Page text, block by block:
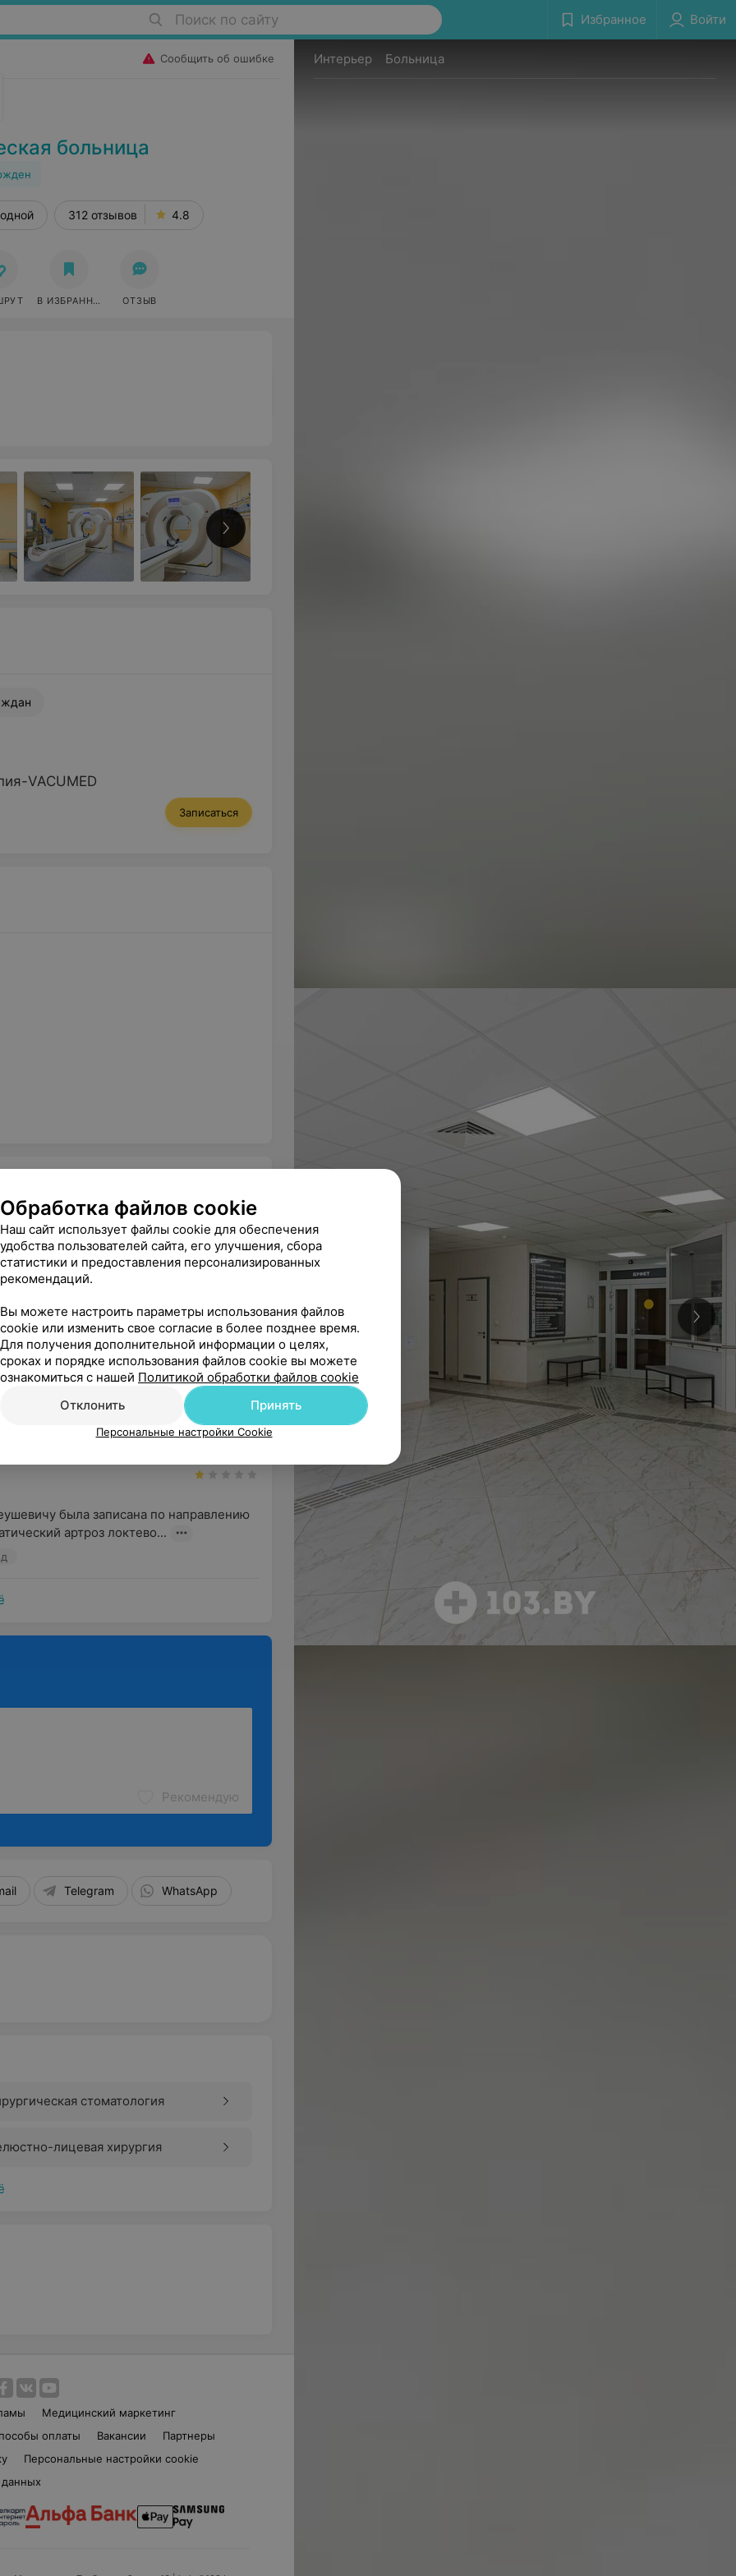
Поиск по сайту Избранное Войти
Сообщить об ошибке
больница
312 отзывов 4.8
В ИЗБРАННОЕ ОТЗЫВ
VACUMED
Записаться
Ивановичу за проведенную
ноге. Третий раз удаляла, бы...
Хирургия
врачу-фониатору Долдовой Валерии
Михайловне за вашу ...
• Лор
была записана по направлению
артроз локтево...
Рекомендую
Telegram WhatsApp
стоматология
лицевая хирургия
Медицинский маркетинг
оплаты Вакансии
Партнеры
Персональные настройки cookie
Интерьер Больница
Обработка файлов cookie
Наш сайт использует файлы cookie для обеспечения
удобства пользователей сайта, его улучшения, сбора
статистики и предоставления персонализированных
рекомендаций.
Вы можете настроить параметры использования файлов
cookie или изменить свое согласие в более позднее время.
Для получения дополнительной информации о целях,
сроках и порядке использования файлов cookie вы можете
ознакомиться с нашей Политикой обработки файлов cookie
Отклонить
Принять
Персональные настройки Cookie